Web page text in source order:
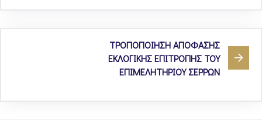
ΤΡΟΠΟΠΟΙΗΣΗ ΑΠΟΦΑΣΗΣ
ΕΚΛΟΓΙΚΗΣ ΕΠΙΤΡΟΠΗΣ ΤΟΥ
ΕΠΙΜΕΛΗΤΗΡΙΟΥ ΣΕΡΡΩΝ